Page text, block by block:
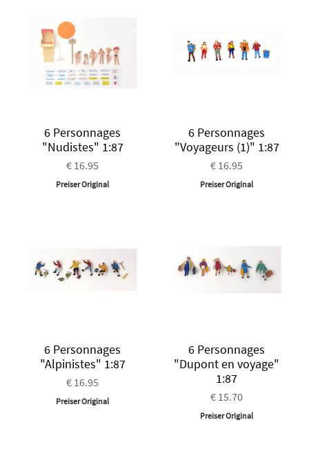
6 Personnages
"Nudistes" 1:87
€ 16.95
Preiser Original
6 Personnages
"Voyageurs (1)" 1:87
€ 16.95
Preiser Original
6 Personnages
"Alpinistes" 1:87
€ 16.95
Preiser Original
6 Personnages
"Dupont en voyage"
1:87
€ 15.70
Preiser Original